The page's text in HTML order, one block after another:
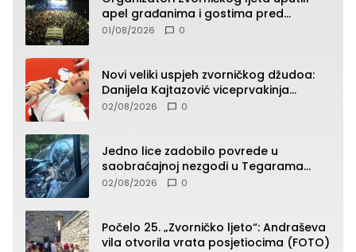
apel građanima i gostima pred
početak koncertnog programa
01/08/2026 0
Novi veliki uspjeh zvorničkog džudoa:
Danijela Kajtazović viceprvakinja
Balkana u seniorskoj konkurenciji
02/08/2026 0
Jedno lice zadobilo povrede u
saobraćajnoj nezgodi u Tegarama
(FOTO)
02/08/2026 0
Počelo 25. „Zvorničko ljeto“: Andraševa
vila otvorila vrata posjetiocima (FOTO)